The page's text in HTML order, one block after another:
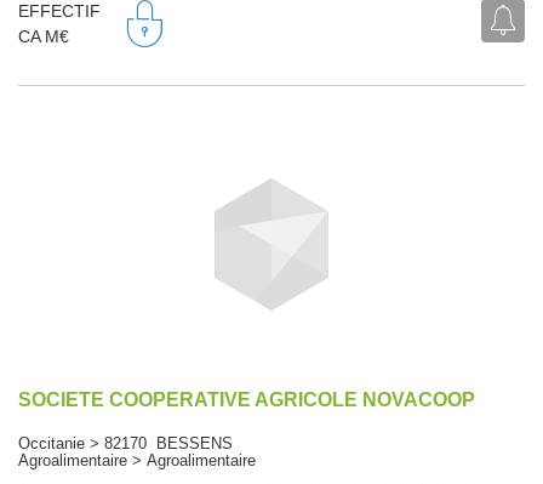
EFFECTIF
CA M€
SOCIETE COOPERATIVE AGRICOLE NOVACOOP
Occitanie > 82170 BESSENS
Agroalimentaire > Agroalimentaire